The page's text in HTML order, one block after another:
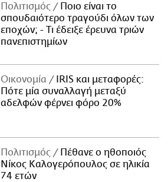
Πολιτισμός
Ποιο είναι το
σπουδαιότερο τραγούδι όλων των
εποχών; - Τι έδειξε έρευνα τριών
πανεπιστημίων
Οικονομία
IRIS και μεταφορές:
Πότε μία συναλλαγή μεταξύ
αδελφών φέρνει φόρο 20%
Πολιτισμός
Πέθανε ο ηθοποιός
Νίκος Καλογερόπουλος σε ηλικία
74 ετών